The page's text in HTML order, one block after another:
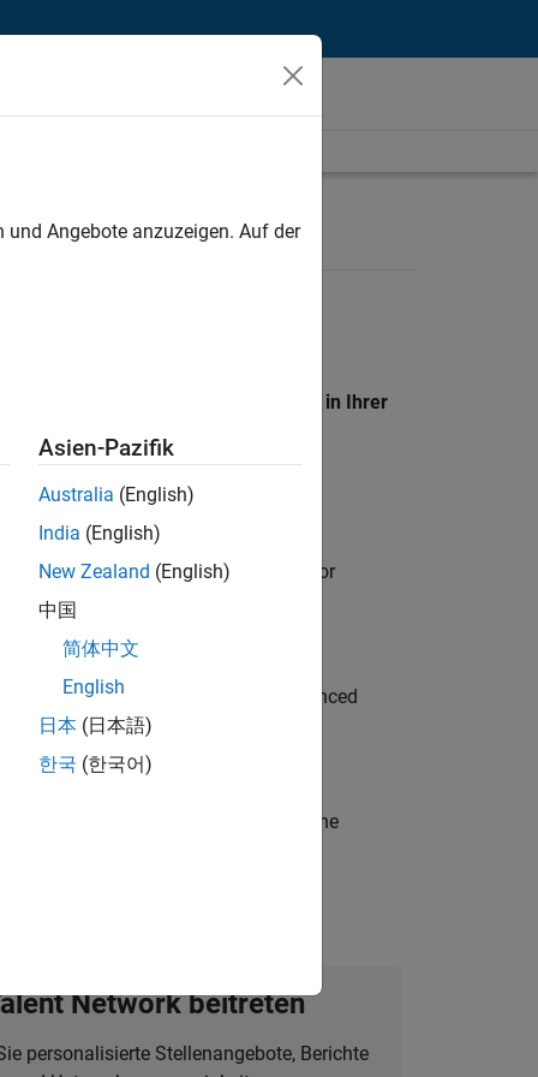
Standort, um alle Stellenangebote in Ihrer
MATLAB & Simulink workflows for
Energy technologies? Experienced
products and systems in the
Network beitreten
personalisierte Stellenangebote, Berichte
Angebote anzuzeigen. Auf der
Asien-Pazifik
Australia (English)
India (English)
New Zealand (English)
中国
简体中文
English
日本 (日本語)
한국 (한국어)